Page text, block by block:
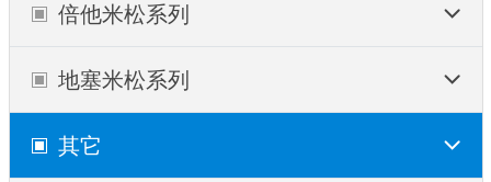
倍他米松系列
地塞米松系列
其它